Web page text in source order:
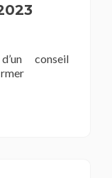
conseil